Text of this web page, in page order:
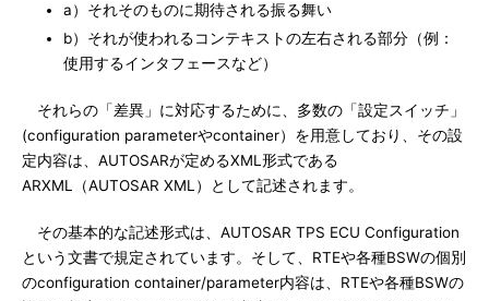
a）それそのものに期待される振る舞い
b）それが使われるコンテキストの左右される部分（例：
使用するインタフェースなど）
それらの「差異」に対応するために、多数の「設定スイッチ」
(configuration parameterやcontainer）を用意しており、その設
定内容は、AUTOSARが定めるXML形式である
ARXML（AUTOSAR XML）として記述されます。
その基本的な記述形式は、AUTOSAR TPS ECU Configuration
という文書で規定されています。そして、RTEや各種BSWの個別
のconfiguration container/parameter内容は、RTEや各種BSWの